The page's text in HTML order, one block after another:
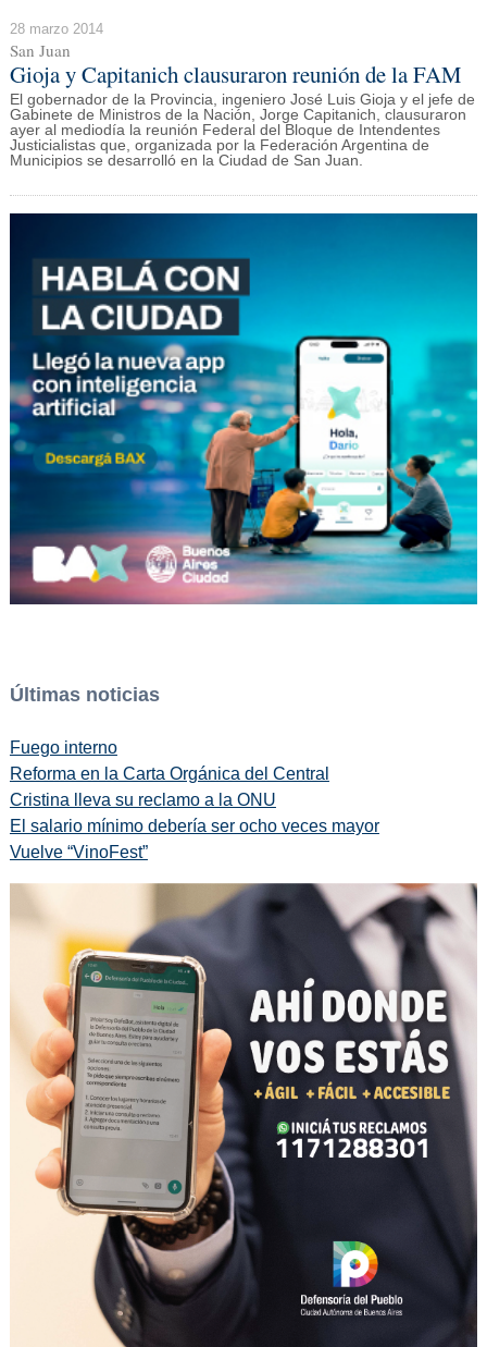
28 marzo 2014
San Juan
Gioja y Capitanich clausuraron reunión de la FAM
El gobernador de la Provincia, ingeniero José Luis Gioja y el jefe de
Gabinete de Ministros de la Nación, Jorge Capitanich, clausuraron
ayer al mediodía la reunión Federal del Bloque de Intendentes
Justicialistas que, organizada por la Federación Argentina de
Municipios se desarrolló en la Ciudad de San Juan.
Últimas noticias
Fuego interno
Reforma en la Carta Orgánica del Central
Cristina lleva su reclamo a la ONU
El salario mínimo debería ser ocho veces mayor
Vuelve “VinoFest”